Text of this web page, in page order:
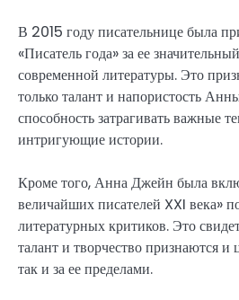
В 2015 году писательнице была
«Писатель года» за ее
современной литературы. Это
только талант и напористость
способность затрагивать важные
интригующие истории.
Кроме того, Анна Джейн была
величайших писателей XXI века»
литературных критиков. Это
талант и творчество признаются и
так и за ее пределами.